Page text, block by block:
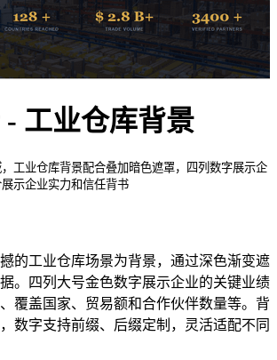
工业仓库背景
工业仓库背景配合叠加暗色遮罩，四列数字展示企
示企业实力和信任背书
的工业仓库场景为背景，通过深色渐变遮
。四列大号金色数字展示企业的关键业绩
覆盖国家、贸易额和合作伙伴数量等。背
数字支持前缀、后缀定制，灵活适配不同